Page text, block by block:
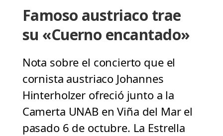
Famoso austriaco trae
su «Cuerno encantado»
Nota sobre el concierto que el
cornista austriaco Johannes
Hinterholzer ofreció junto a la
Camerta UNAB en Viña del Mar el
pasado 6 de octubre. La Estrella